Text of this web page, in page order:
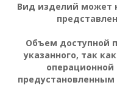
Вид изделий может
Объем доступной
указанного, так
операционной